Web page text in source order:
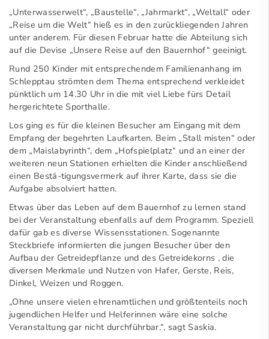
„Unterwasserwelt“, „Baustelle“, „Jahrmarkt“, „Weltall“ oder
„Reise um die Welt“ hieß es in den zurückliegenden Jahren
unter anderem. Für diesen Februar hatte die Abteilung sich
auf die Devise „Unsere Reise auf den Bauernhof“ geeinigt.
Rund 250 Kinder mit entsprechendem Familienanhang im
Schlepptau strömten dem Thema entsprechend verkleidet
pünktlich um 14.30 Uhr in die mit viel Liebe fürs Detail
hergerichtete Sporthalle.
Los ging es für die kleinen Besucher am Eingang mit dem
Empfang der begehrten Laufkarten. Beim „Stall misten“ oder
dem „Maislabyrinth“, dem „Hofspielplatz“ und an einer der
weiteren neun Stationen erhielten die Kinder anschließend
einen Bestä-tigungsvermerk auf ihrer Karte, dass sie die
Aufgabe absolviert hatten.
Etwas über das Leben auf dem Bauernhof zu lernen stand
bei der Veranstaltung ebenfalls auf dem Programm. Speziell
dafür gab es diverse Wissensstationen. Sogenannte
Steckbriefe informierten die jungen Besucher über den
Aufbau der Getreidepflanze und des Getreidekorns , die
diversen Merkmale und Nutzen von Hafer, Gerste, Reis,
Dinkel, Weizen und Roggen.
„Ohne unsere vielen ehrenamtlichen und größtenteils noch
jugendlichen Helfer und Helferinnen wäre eine solche
Veranstaltung gar nicht durchführbar.“, sagt Saskia.